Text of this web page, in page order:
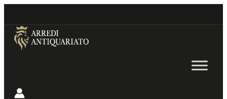
to
content